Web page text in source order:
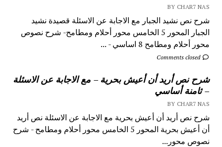
BY CHAR7 NAS
شرح نص نشيد الجبار مع الاجابة عن الاسئلة قصيدة نشيد
الجبار المحور 5 الخامس محور أحلام ومطامح- شرح نصوص
محور أحلام ومطامح 8 اساسي - ...
Comments closed
شرح نص أريد أن أعيش بحرية – مع الاجابة عن الاسئلة
– ثامنة أساسي
BY CHAR7 NAS
شرح نص أريد أن أعيش بحرية مع الاجابة عن الاسئلة نص أريد
أن أعيش بحرية المحور 5 الخامس محور أحلام ومطامح - شرح
نصوص محور...